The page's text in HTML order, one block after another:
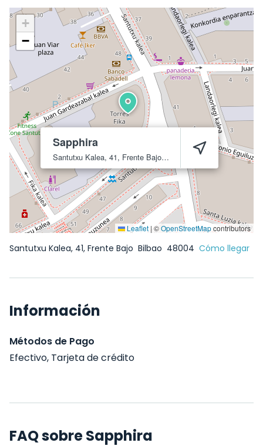
Sapphira
Santutxu Kalea, 41, Frente BajoBilbao 48004
+
−
Leaflet |©OpenStreetMapcontributors
Santutxu Kalea, 41, Frente Bajo Bilbao 48004 Cómo llegar
Información
Métodos de Pago
Efectivo, Tarjeta de crédito
FAQ sobre Sapphira